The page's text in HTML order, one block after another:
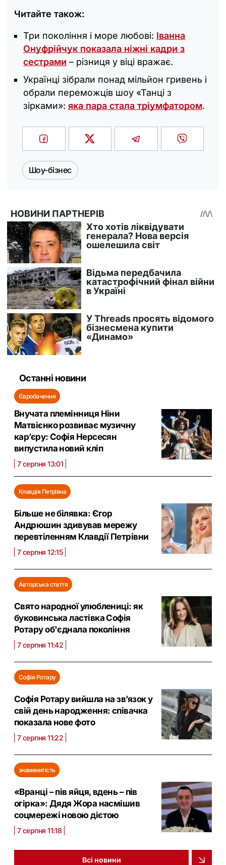
Читайте також:
Три покоління і море любові: Іванна
Онуфрійчук показала ніжні кадри з
сестрами – різниця у віці вражає.
Українці зібрали понад мільйон гривень і
обрали переможців шоу «‎Танці з
зірками»: яка пара стала тріумфатором.
Шоу-бізнес
Останні новини
Євробачення
Внучата племінниця Ніни
Матвієнко розвиває музичну
кар’єру: Софія Нерсесян
випустила новий кліп
7 серпня 13:01
Клавдія Петрівна
Більше не білявка: Єгор
Андрюшин здивував мережу
перевтіленням Клавдії Петрівни
7 серпня 12:15
Авторська стаття
Свято народної улюблениці: як
буковинська ластівка Софія
Ротару об'єднала покоління
7 серпня 11:42
Софія Ротару
Софія Ротару вийшла на зв’язок у
свій день народження: співачка
показала нове фото
7 серпня 11:22
знаменитість
«Вранці – пів яйця, вдень – пів
огірка»: Дядя Жора насмішив
соцмережі новою дієтою
7 серпня 11:18
Всі новини